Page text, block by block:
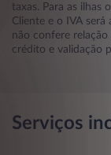
taxas. Para as ilhas
Cliente e o IVA
não confere
crédito e validação
Serviços